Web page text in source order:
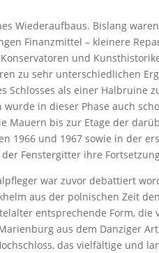
Wiederaufbaus. Bislang
Finanzmittel – kleinere
und
zu sehr unterschiedlichen
Schlosses als einer Halbruine
in dieser Phase auch
Mauern bis zur Etage der
1966 und 1967 sowie in der
Fenstergitter ihre
war zuvor debattiert
aus der polnischen Zeit
entsprechende Form, die
aus dem Danziger
das vielfältige und